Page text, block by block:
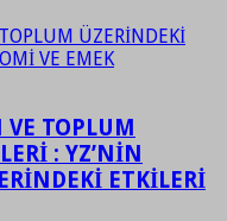
TOPLUM
: YZ’NİN
ETKİLERİ